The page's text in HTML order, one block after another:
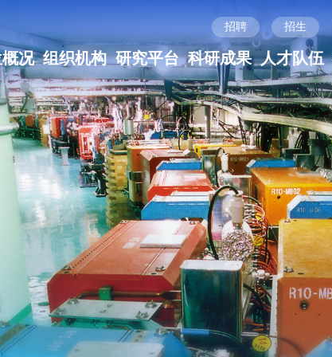
招聘 招生
况 组织机构 研究平台 科研成果 人才队伍